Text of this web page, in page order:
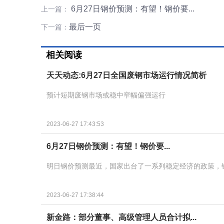
上一篇： 6月27日钢价预测：有望！钢价要...
下一篇： 最后一页
相关阅读
天天动态:6月27日全国废钢市场运行情况简析
预计短期废钢市场或稳中窄幅偏强运行
2023-06-27 17:43:53
6月27日钢价预测：有望！钢价要...
明日钢价预测最近，国家出台了一系列稳定经济的政策，
2023-06-27 17:38:44
新金路：部分董事、高级管理人员合计拟...